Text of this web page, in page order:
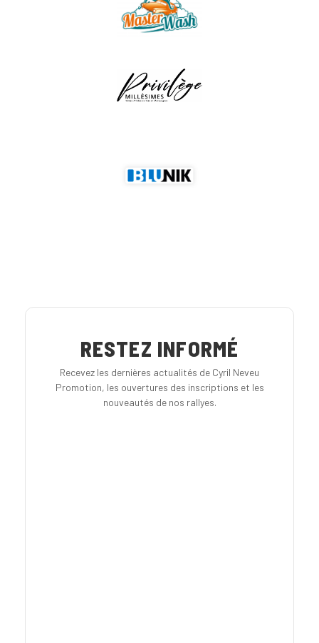
RESTEZ INFORMÉ
Recevez les dernières actualités de Cyril Neveu
Promotion, les ouvertures des inscriptions et les
nouveautés de nos rallyes.